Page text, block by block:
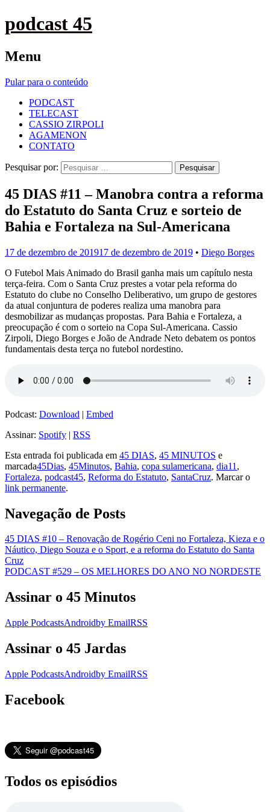
podcast 45
Menu
Pular para o conteúdo
PODCAST
TELECAST
CASSIO ZIRPOLI
AGAMENON
CONTATO
Pesquisar por:
45 DIAS #11 – Manobra contra a reforma
do Estatuto do Santa Cruz e sorteio de
Bahia e Fortaleza na Sul-Americana
17 de dezembro de 201917 de dezembro de 2019 • Diego Borges
O Futebol Mais Animado do Brasil ganha mais um capítulo nesta
terça-feira. Com o Santa Cruz prestes a votar pela reforma do
Estatuto do clube no Conselho Deliberativo, um grupo de gestores
da atual conjuntura de poderes realiza uma manobra para
desmobilizar as mudanças propostas. Para Bahia e Fortaleza, a
preocupação é com o sorteio na Copa Sul-Americana. Cassio
Zirpoli, Diego Borges e João de Andrade Neto debatem os pontos
fundamentais desta terça no futebol nordestino.
Podcast: Download | Embed
Assinar: Spotify | RSS
Esta entrada foi publicada em 45 DIAS, 45 MINUTOS e
marcada45Dias, 45Minutos, Bahia, copa sulamericana, dia11 ,
Fortaleza, podcast45, Reforma do Estatuto, SantaCruz. Marcar o
link permanente.
Navegação de Posts
45 DIAS #10 – Renovação de Rogério Ceni no Fortaleza, Kieza e o
Náutico, Diego Souza e o Sport, e a reforma do Estatuto do Santa
Cruz
PODCAST #529 – OS MELHORES DO ANO NO NORDESTE
Assinar o 45 Minutos
Apple PodcastsAndroidby EmailRSS
Assinar o 45 Jardas
Apple PodcastsAndroidby EmailRSS
Facebook
Todos os episódios